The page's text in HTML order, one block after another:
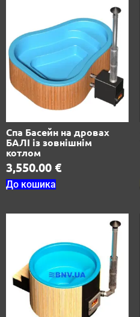
Спа Басейн на дровах
БАЛІ із зовнішнім
котлом
3,550.00 €
До кошика